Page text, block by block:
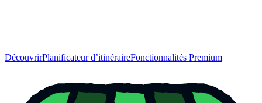
DécouvrirPlanificateur d’itinéraireFonctionnalités Premium